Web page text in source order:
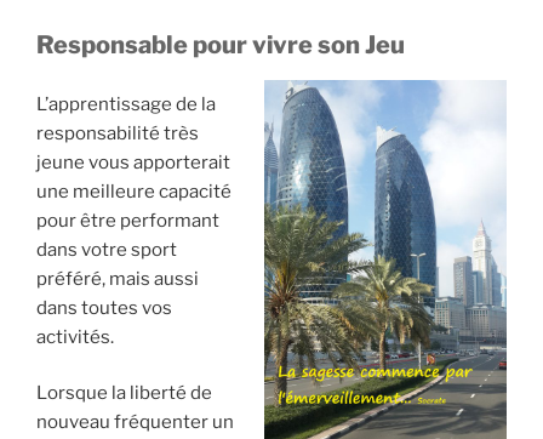
Responsable pour vivre son Jeu
L’apprentissage de la
responsabilité très
jeune vous apporterait
une meilleure capacité
pour être performant
dans votre sport
préféré, mais aussi
dans toutes vos
activités.
Lorsque la liberté de
nouveau fréquenter un